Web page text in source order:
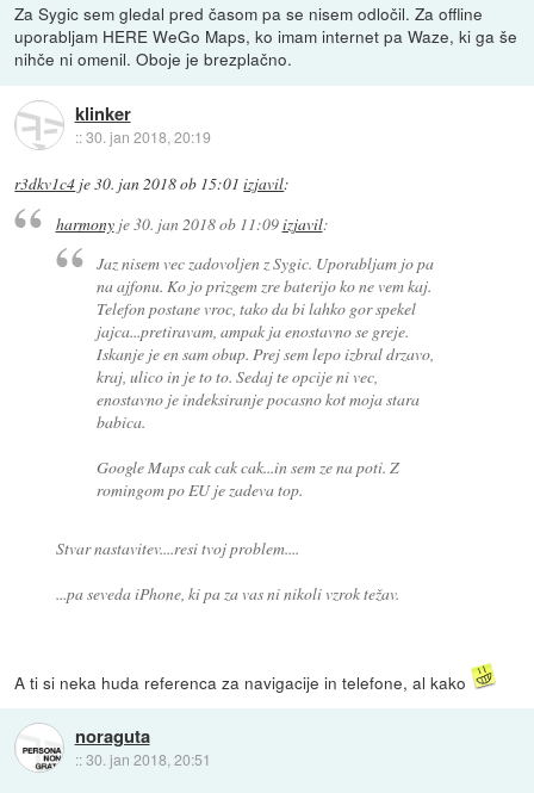
Za Sygic sem gledal pred časom pa se nisem odločil. Za offline
uporabljam HERE WeGo Maps, ko imam internet pa Waze, ki ga še
nihče ni omenil. Oboje je brezplačno.
klinker
::30. jan 2018, 20:19
r3dkv1c4 je30. jan 2018 ob 15:01 izjavil:
harmonyje30. jan 2018 ob 11:09izjavil:
Jaz nisem vec zadovoljen z Sygic. Uporabljam jo pa
na ajfonu. Ko jo prizgem zre baterijo ko ne vem kaj.
Telefon postane vroc, tako da bi lahko gor spekel
jajca...pretiravam, ampak ja enostavno se greje.
Iskanje je en sam obup. Prej sem lepo izbral drzavo,
kraj, ulico in je to to. Sedaj te opcije ni vec,
enostavno je indeksiranje pocasno kot moja stara
babica.
Google Maps cak cak cak...in sem ze na poti. Z
romingom po EU je zadeva top.
Stvar nastavitev....resi tvoj problem....
...pa seveda iPhone, ki pa za vas ni nikoli vzrok težav.
A ti si neka huda referenca za navigacije in telefone, al kako
noraguta
::30. jan 2018, 20:51